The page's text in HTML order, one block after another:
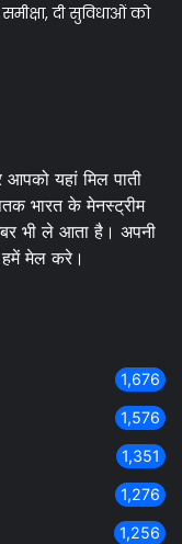
दी सुविधाओं को
यहां मिल पाती
भारत के मेनस्ट्रीम
भी ले आता है। अपनी
हमें मेल करे।
1,676
1,576
1,351
1,276
1,256